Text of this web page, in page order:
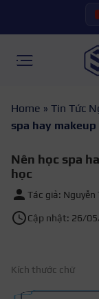
Home » Tin Tức
spa hay
Nên học spa
học
Tác giả: Nguyễn
Cập nhật: 26/
Kích thước chữ